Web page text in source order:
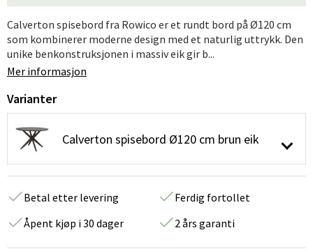
Calverton spisebord fra Rowico er et rundt bord på Ø120 cm
som kombinerer moderne design med et naturlig uttrykk. Den
unike benkonstruksjonen i massiv eik gir b...
Mer informasjon
Varianter
Calverton spisebord Ø120 cm brun eik
Betal etter levering
Ferdig fortollet
Åpent kjøp i 30 dager
2 års garanti